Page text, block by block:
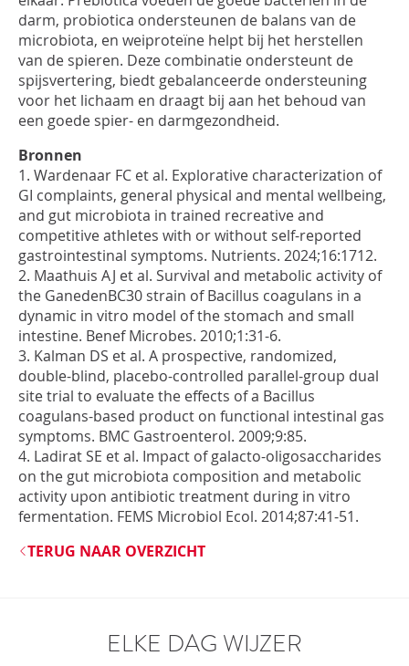
darm, probiotica ondersteunen de balans van de
microbiota, en weiproteïne helpt bij het herstellen
van de spieren. Deze combinatie ondersteunt de
spijsvertering, biedt gebalanceerde ondersteuning
voor het lichaam en draagt bij aan het behoud van
een goede spier- en darmgezondheid.
Bronnen
1. Wardenaar FC et al. Explorative characterization of
GI complaints, general physical and mental wellbeing,
and gut microbiota in trained recreative and
competitive athletes with or without self-reported
gastrointestinal symptoms. Nutrients. 2024;16:1712.
2. Maathuis AJ et al. Survival and metabolic activity of
the GanedenBC30 strain of Bacillus coagulans in a
dynamic in vitro model of the stomach and small
intestine. Benef Microbes. 2010;1:31-6.
3. Kalman DS et al. A prospective, randomized,
double-blind, placebo-controlled parallel-group dual
site trial to evaluate the effects of a Bacillus
coagulans-based product on functional intestinal gas
symptoms. BMC Gastroenterol. 2009;9:85.
4. Ladirat SE et al. Impact of galacto-oligosaccharides
on the gut microbiota composition and metabolic
activity upon antibiotic treatment during in vitro
fermentation. FEMS Microbiol Ecol. 2014;87:41-51.
TERUG NAAR OVERZICHT
ELKE DAG WIJZER